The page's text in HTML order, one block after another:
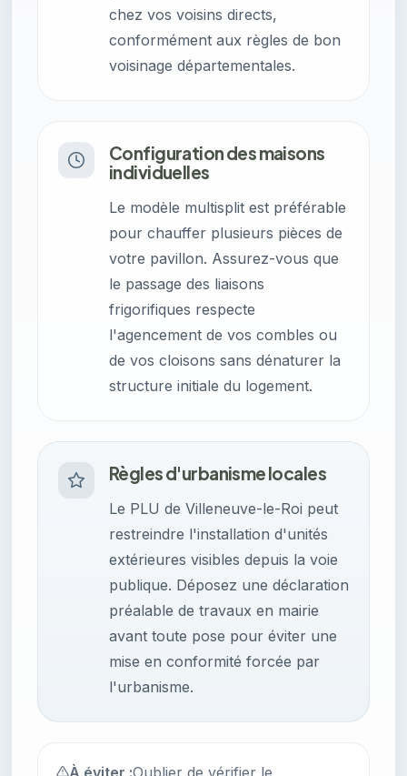
chez vos voisins directs,
conformément aux règles de bon
voisinage départementales.
Configuration des maisons
individuelles
Le modèle multisplit est préférable
pour chauffer plusieurs pièces de
votre pavillon. Assurez-vous que
le passage des liaisons
frigorifiques respecte
l'agencement de vos combles ou
de vos cloisons sans dénaturer la
structure initiale du logement.
Règles d'urbanisme locales
Le PLU de Villeneuve-le-Roi peut
restreindre l'installation d'unités
extérieures visibles depuis la voie
publique. Déposez une déclaration
préalable de travaux en mairie
avant toute pose pour éviter une
mise en conformité forcée par
l'urbanisme.